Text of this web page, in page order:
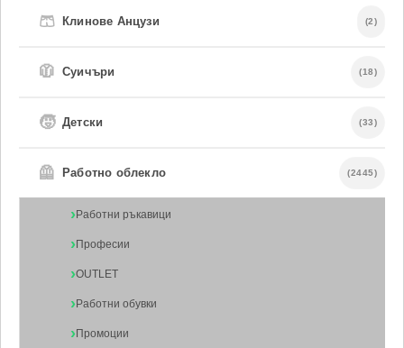
🩳 Клинове Анцузи (2)
🧥 Суичъри (18)
🧒 Детски (33)
🦺 Работно облекло (2445)
Работни ръкавици
Професии
OUTLET
Работни обувки
Промоции